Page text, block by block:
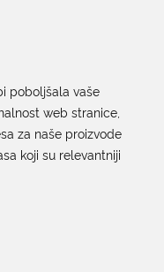
poboljšala vaše
web stranice
za naše proizvode
koji su relevantniji
upravna tijela